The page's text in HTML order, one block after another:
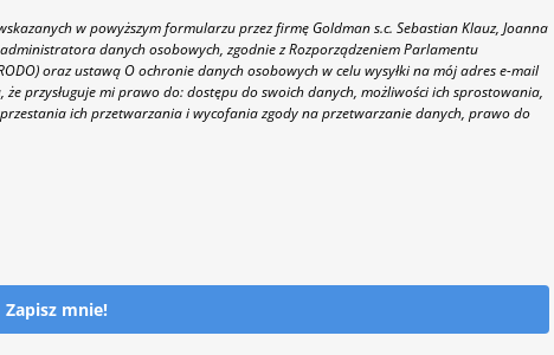
w powyższym formularzu przez firmę Goldman s.c. Sebastian Klauz, Joanna
danych osobowych, zgodnie z Rozporządzeniem Parlamentu
oraz ustawą O ochronie danych osobowych w celu wysyłki na mój adres e-mail
przysługuje mi prawo do: dostępu do swoich danych, możliwości ich sprostowania,
ich przetwarzania i wycofania zgody na przetwarzanie danych, prawo do
Zapisz mnie!